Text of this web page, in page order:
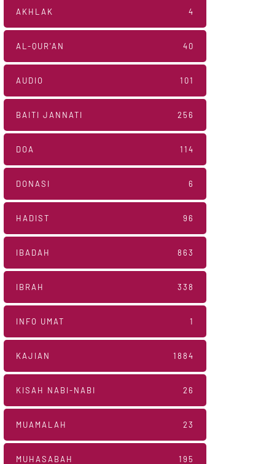
AKHLAK 4
AL-QUR'AN 40
AUDIO 101
BAITI JANNATI 256
DOA 114
DONASI 6
HADIST 96
IBADAH 863
IBRAH 338
INFO UMAT 1
KAJIAN 1884
KISAH NABI-NABI 26
MUAMALAH 23
MUHASABAH 195